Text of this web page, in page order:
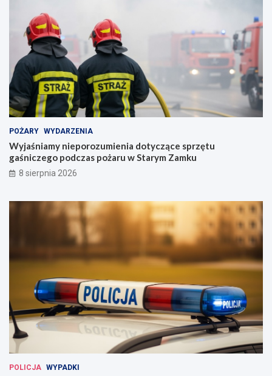
POŻARY WYDARZENIA
Wyjaśniamy nieporozumienia dotyczące sprzętu
gaśniczego podczas pożaru w Starym Zamku
8 sierpnia 2026
POLICJA WYPADKI